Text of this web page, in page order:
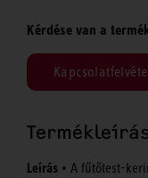
Kérdése van a
Leírás • A fűtőtest-